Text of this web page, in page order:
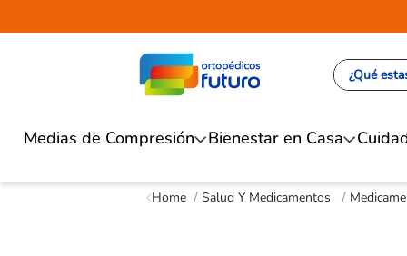
¿Qué
Medias de Compresión Bienestar en Casa
Salud Y Medicamentos